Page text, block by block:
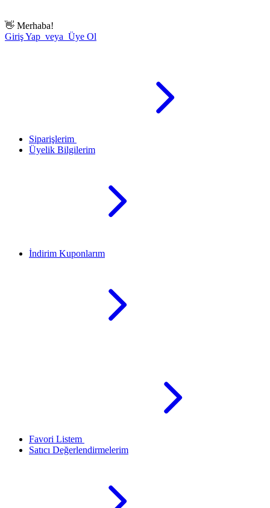
👋 Merhaba!
Giriş Yap veya Üye Ol
Siparişlerim
Üyelik Bilgilerim
İndirim Kuponlarım
Favori Listem
Satıcı Değerlendirmelerim